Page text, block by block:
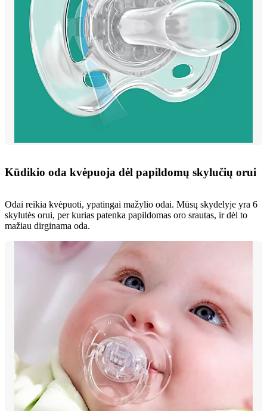
Kūdikio oda kvėpuoja dėl papildomų skylučių orui
Odai reikia kvėpuoti, ypatingai mažylio odai. Mūsų skydelyje yra 6
skylutės orui, per kurias patenka papildomas oro srautas, ir dėl to
mažiau dirginama oda.